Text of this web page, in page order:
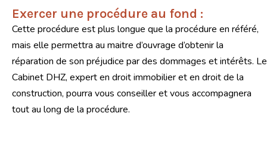
Exercer une procédure au fond :
Cette procédure est plus longue que la procédure en référé,
mais elle permettra au maitre d’ouvrage d’obtenir la
réparation de son préjudice par des dommages et intérêts. Le
Cabinet DHZ, expert en droit immobilier et en droit de la
construction, pourra vous conseiller et vous accompagnera
tout au long de la procédure.